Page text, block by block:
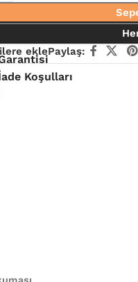
eklePaylaş:
Koşulları